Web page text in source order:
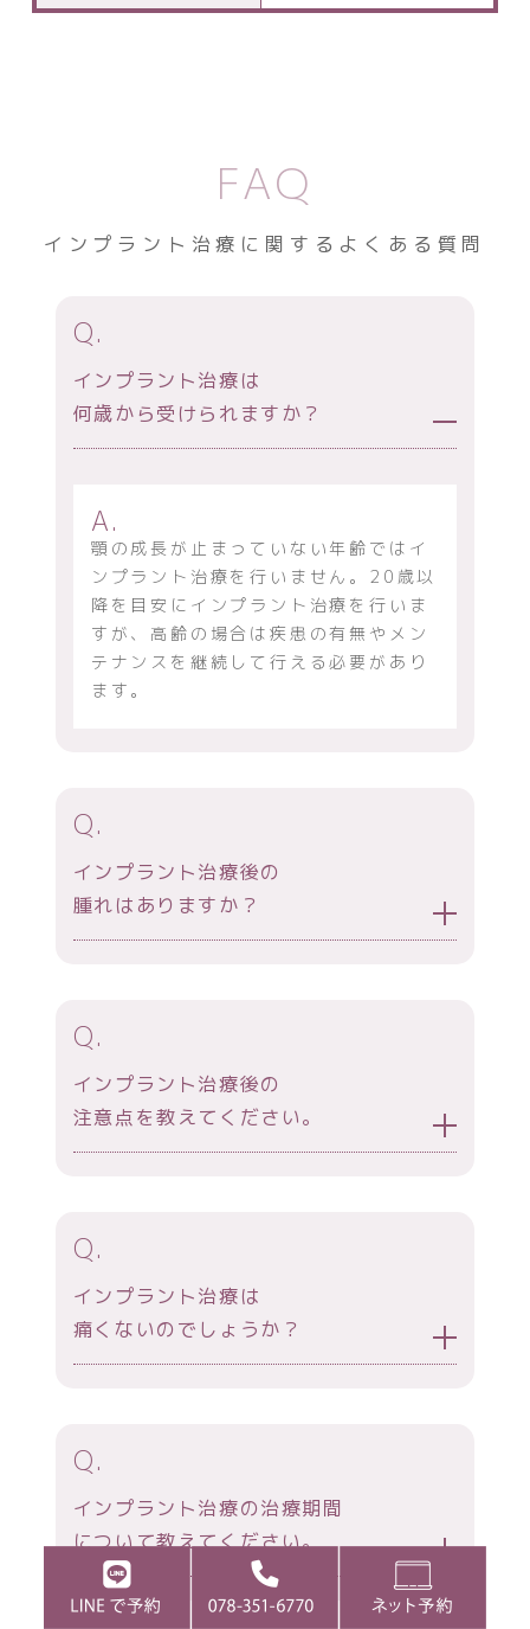
FAQ
インプラント治療に関するよくある質問
Q.
インプラント治療は
何歳から受けられますか？
A.
顎の成長が止まっていない年齢ではイ
ンプラント治療を行いません。20歳以
降を目安にインプラント治療を行いま
すが、高齢の場合は疾患の有無やメン
テナンスを継続して行える必要があり
ます。
Q.
インプラント治療後の
腫れはありますか？
Q.
インプラント治療後の
注意点を教えてください。
Q.
インプラント治療は
痛くないのでしょうか？
Q.
インプラント治療の治療期間
について教えてください。